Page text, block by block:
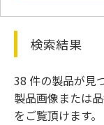
検索結果
38 件の製品が見
製品画像または
をご覧頂けます。